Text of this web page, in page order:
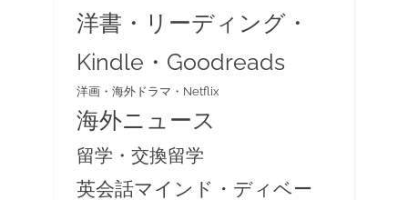
洋書・リーディング・
Kindle・Goodreads
洋画・海外ドラマ・Netflix
海外ニュース
留学・交換留学
英会話マインド・ディベー